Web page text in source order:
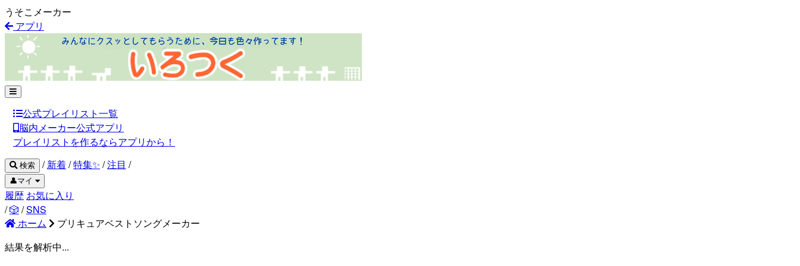
うそこメーカー
アプリ
公式プレイリスト一覧
脳内メーカー公式アプリ
プレイリストを作るならアプリから！
検索 / 新着/特集✨ /注目 /
👤マイ
履歴 お気に入り
/🎲 /SNS
ホーム
プリキュアベストソングメーカー
結果を解析中...